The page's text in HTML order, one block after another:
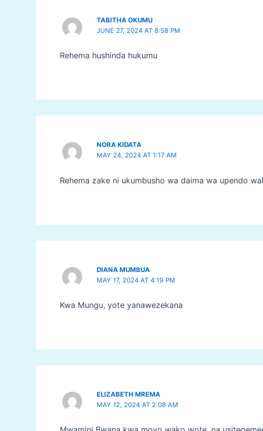
TABITHA OKUMU
JUNE 27, 2024 AT 8:58 PM
Rehema hushinda hukumu
NORA KIDATA
MAY 24, 2024 AT 1:17 AM
Rehema zake ni ukumbusho wa daima wa upendo
DIANA MUMBUA
MAY 17, 2024 AT 4:19 PM
Kwa Mungu, yote yanawezekana
ELIZABETH MREMA
MAY 12, 2024 AT 2:08 AM